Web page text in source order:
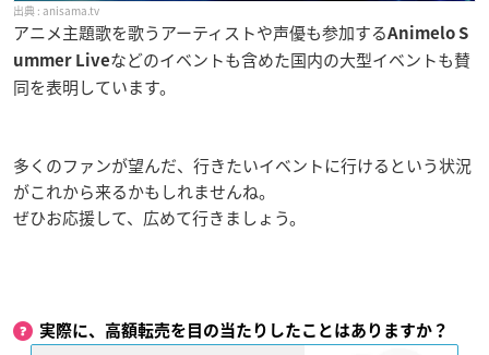
anisama.tv
アニメ主題歌を歌うアーティストや声優も参加するAnimelo S
ummer Liveなどのイベントも含めた国内の大型イベントも賛
同を表明しています。
多くのファンが望んだ、行きたいイベントに行けるという状況
がこれから来るかもしれませんね。
ぜひお応援して、広めて行きましょう。
実際に、高額転売を目の当たりしたことはありますか？